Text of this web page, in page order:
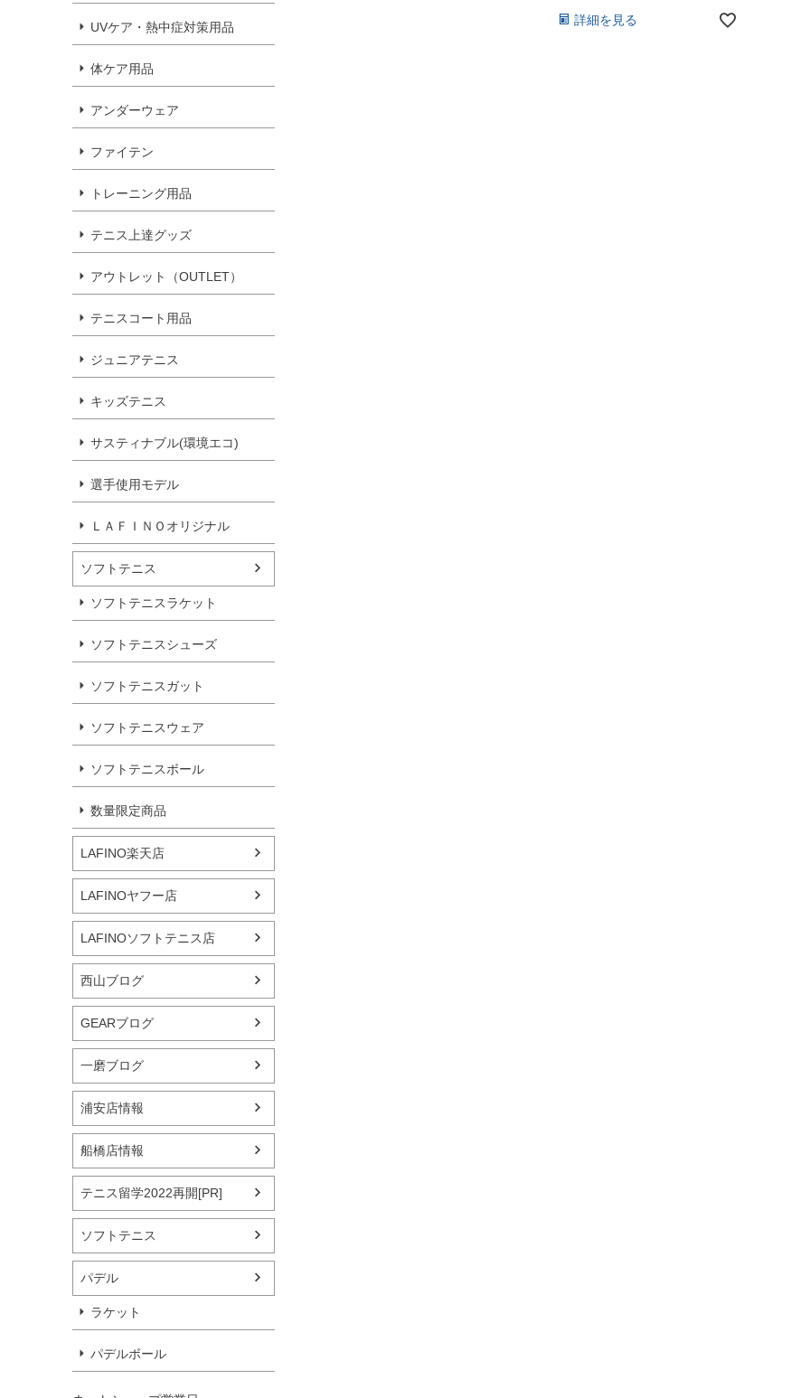
UVケア・熱中症対策用品
体ケア用品
アンダーウェア
ファイテン
トレーニング用品
テニス上達グッズ
アウトレット（OUTLET）
テニスコート用品
ジュニアテニス
キッズテニス
サスティナブル(環境エコ)
選手使用モデル
ＬＡＦＩＮＯオリジナル
ソフトテニス
ソフトテニスラケット
ソフトテニスシューズ
ソフトテニスガット
ソフトテニスウェア
ソフトテニスボール
数量限定商品
LAFINO楽天店
LAFINOヤフー店
LAFINOソフトテニス店
西山ブログ
GEARブログ
一磨ブログ
浦安店情報
船橋店情報
テニス留学2022再開[PR]
ソフトテニス
パデル
ラケット
パデルボール
詳細を見る